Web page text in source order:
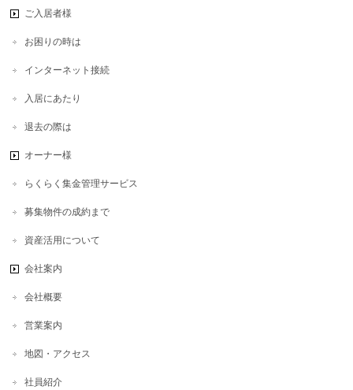
ご入居者様
お困りの時は
インターネット接続
入居にあたり
退去の際は
オーナー様
らくらく集金管理サービス
募集物件の成約まで
資産活用について
会社案内
会社概要
営業案内
地図・アクセス
社員紹介